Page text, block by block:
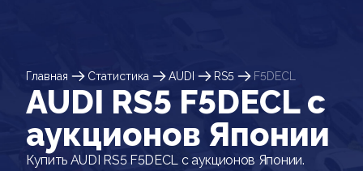
Главная Статистика AUDI RS5 F5DECL
AUDI RS5 F5DECL c
аукционов Японии
Купить AUDI RS5 F5DECL с аукционов Японии.